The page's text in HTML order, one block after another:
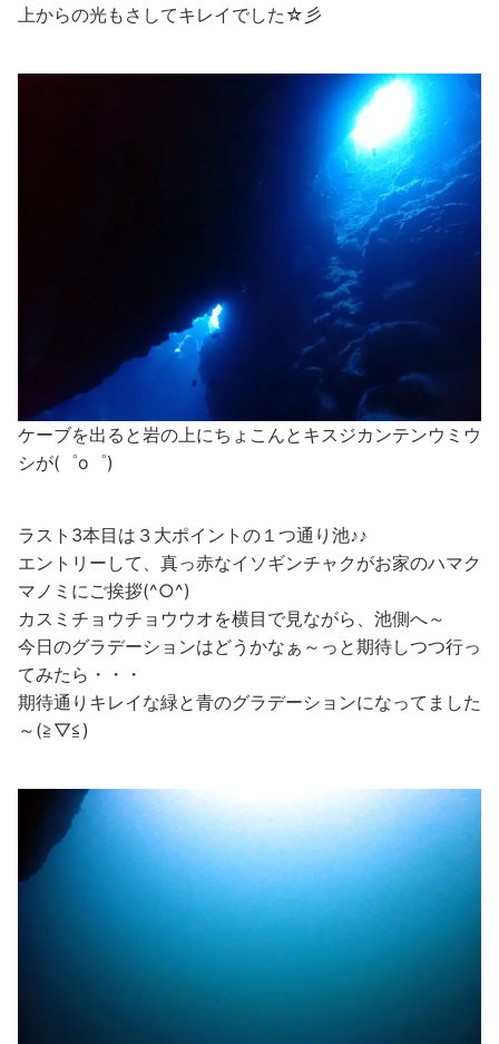
上からの光もさしてキレイでした☆彡
ケーブを出ると岩の上にちょこんとキスジカンテンウミウ
シが(゜o゜)
ラスト3本目は３大ポイントの１つ通り池♪♪
エントリーして、真っ赤なイソギンチャクがお家のハマク
マノミにご挨拶(^○^)
カスミチョウチョウウオを横目で見ながら、池側へ～
今日のグラデーションはどうかなぁ～っと期待しつつ行っ
てみたら・・・
期待通りキレイな緑と青のグラデーションになってました
～(≧▽≦)